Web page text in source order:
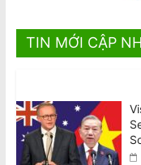
TIN MỚI CẬP